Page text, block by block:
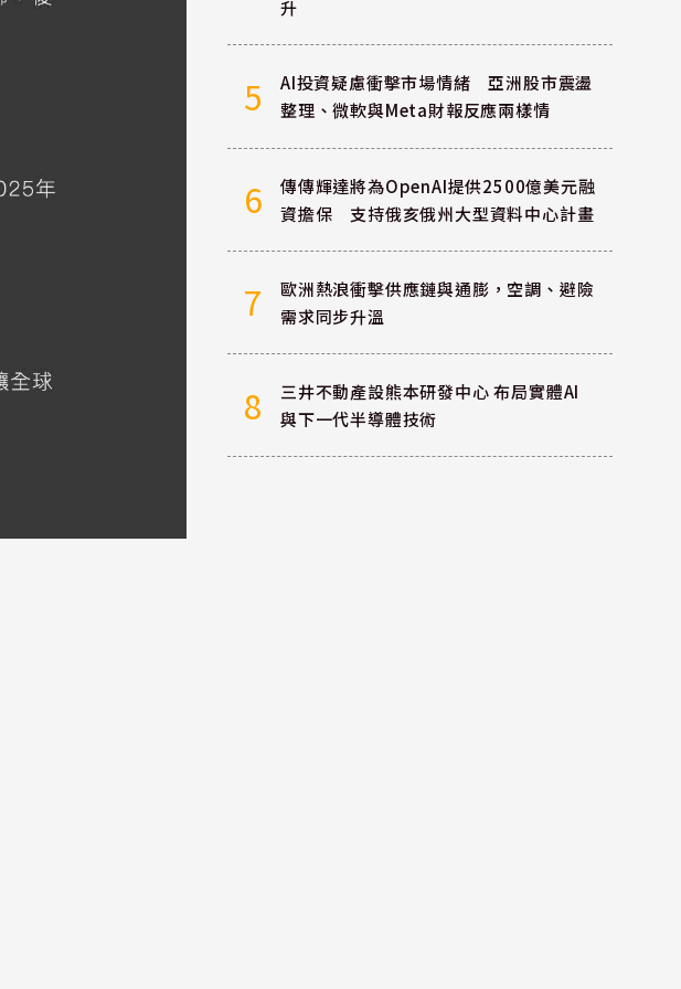
升
5
AI投資疑慮衝擊市場情緒 亞洲股市震盪
整理、微軟與Meta財報反應兩樣情
6
傳傳輝達將為OpenAI提供2500億美元融
資擔保 支持俄亥俄州大型資料中心計畫
7
歐洲熱浪衝擊供應鏈與通膨，空調、避險
需求同步升溫
8
三井不動產設熊本研發中心 布局實體AI
與下一代半導體技術